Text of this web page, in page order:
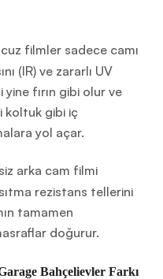
filmler sadece camı
(IR) ve zararlı UV
yine fırın gibi olur ve
koltuk gibi iç
yol açar.
arka cam filmi
rezistans tellerini
tamamen
doğurur.
Bahçelievler Farkı